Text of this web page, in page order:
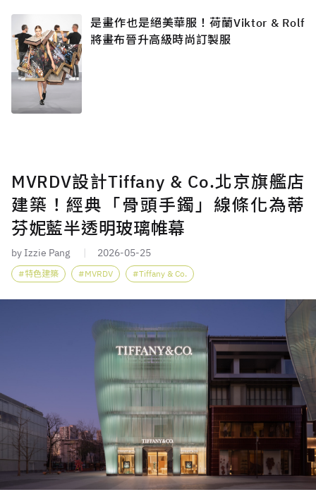
是畫作也是絕美華服！荷蘭Viktor & Rolf
將畫布晉升高級時尚訂製服
MVRDV設計Tiffany & Co.北京旗艦店
建築！經典「骨頭手鐲」線條化為蒂
芬妮藍半透明玻璃帷幕
by Izzie Pang 2026-05-25
特色建築 MVRDV Tiffany & Co.